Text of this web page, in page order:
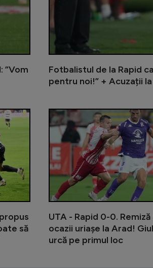
”Vom
Fotbalistul de la Rapid
pentru noi!” + Acuzații
Lovitură pentru Alexi Pitu: s-a
să
UTA - Rapid 0-0. Remiză
ocazii uriașe la Arad!
urcă pe primul loc